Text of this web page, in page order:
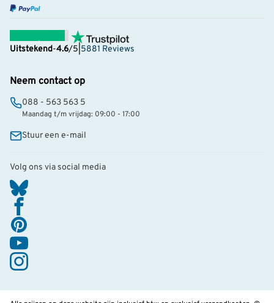
Uitstekend-4.6/5 5881 Reviews
Neem contact op
088 - 563 563 5
Maandag t/m vrijdag: 09:00 - 17:00
Stuur een e-mail
Volg ons via social media